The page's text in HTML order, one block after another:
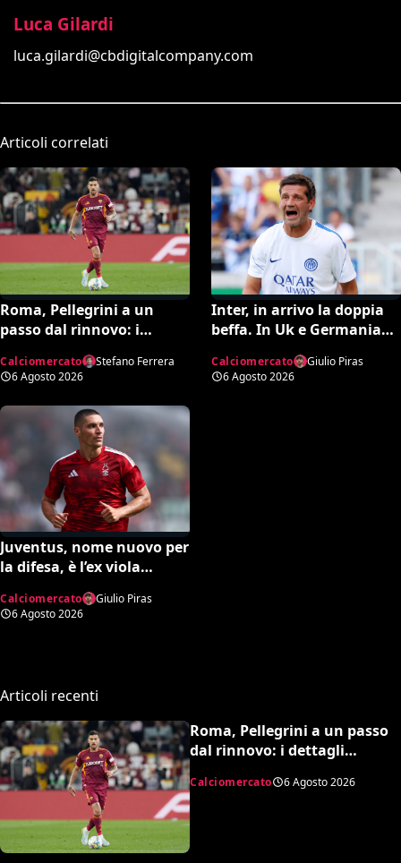
Luca Gilardi
luca.gilardi@cbdigitalcompany.com
Articoli correlati
Roma, Pellegrini a un
passo dal rinnovo: i
Calciomercato
Stefano Ferrera
6 Agosto 2026
Inter, in arrivo la doppia
beffa. In Uk e Germania
e Diaby al Bayer”
Calciomercato
Giulio Piras
6 Agosto 2026
Juventus, nome nuovo per
la difesa, è l’ex viola
chiede quasi 30 milioni
Calciomercato
Giulio Piras
6 Agosto 2026
Articoli recenti
Roma, Pellegrini a un passo
dal rinnovo: i dettagli
Calciomercato 6 Agosto 2026